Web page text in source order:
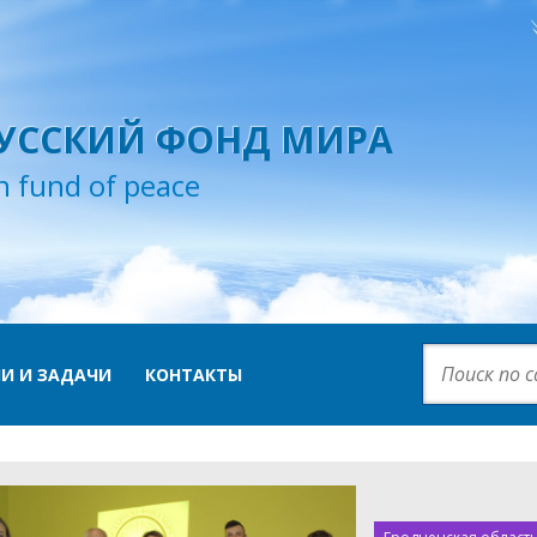
ФОНД МИРА
fund of peace
И ЗАДАЧИ КОНТАКТЫ